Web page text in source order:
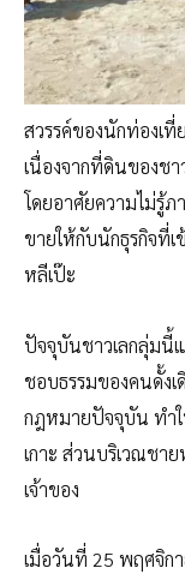
สวรรค์ของนักท่องเ
เนื่องจากที่ดินของชา
โดยอาศัยความไม่รู้
ขายให้กับนักธุรกิจที่เ
หลีเป๊ะ
ปัจจุบันชาวเลกลุ่มนี้
ชอบธรรมของคนดั้ง
กฎหมายปัจจุบัน ทำใ
เกาะ ส่วนบริเวณชา
เจ้าของ
เมื่อวันที่ 25 พฤศจิก